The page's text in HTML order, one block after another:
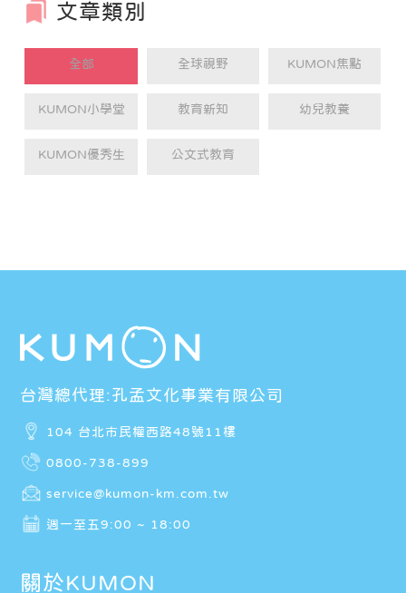
文章類別
全部 全球視野 KUMON焦點
KUMON小學堂 教育新知 幼兒教養
KUMON優秀生 公文式教育
台灣總代理:孔孟文化事業有限公司
104 台北市民權西路48號11樓
0800-738-899
service@kumon-km.com.tw
週一至五9:00 ~ 18:00
關於KUMON